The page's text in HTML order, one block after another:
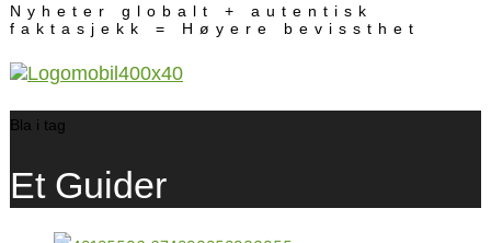
Nyheter globalt + autentisk
faktasjekk = Høyere bevissthet
Bla i tag
Et Guider